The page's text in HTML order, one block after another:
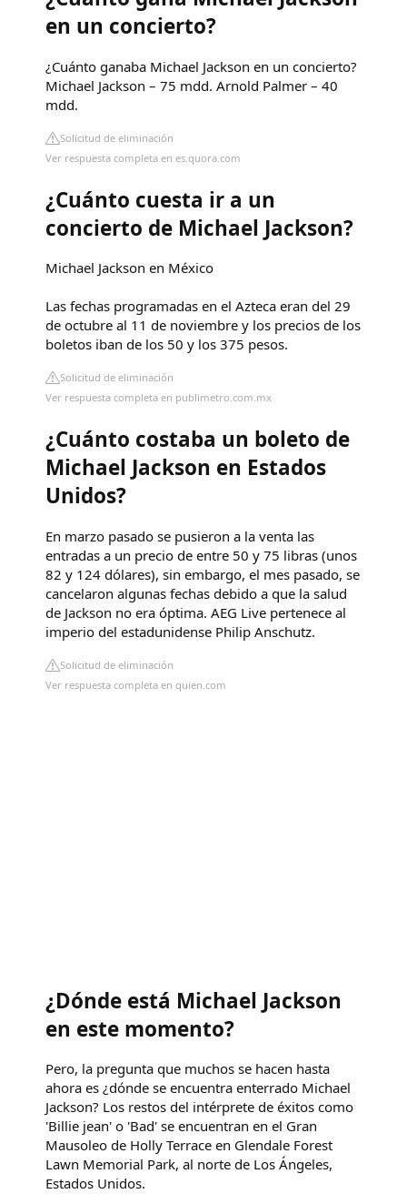
en un concierto?
¿Cuánto ganaba Michael Jackson en un concierto?
Michael Jackson – 75 mdd. Arnold Palmer – 40
mdd.
Solicitud de eliminación
Ver respuesta completa en es.quora.com
¿Cuánto cuesta ir a un
concierto de Michael Jackson?
Michael Jackson en México
Las fechas programadas en el Azteca eran del 29
de octubre al 11 de noviembre y los precios de los
boletos iban de los 50 y los 375 pesos.
Solicitud de eliminación
Ver respuesta completa en publimetro.com.mx
¿Cuánto costaba un boleto de
Michael Jackson en Estados
Unidos?
En marzo pasado se pusieron a la venta las
entradas a un precio de entre 50 y 75 libras (unos
82 y 124 dólares), sin embargo, el mes pasado, se
cancelaron algunas fechas debido a que la salud
de Jackson no era óptima. AEG Live pertenece al
imperio del estadunidense Philip Anschutz.
Solicitud de eliminación
Ver respuesta completa en quien.com
¿Dónde está Michael Jackson
en este momento?
Pero, la pregunta que muchos se hacen hasta
ahora es ¿dónde se encuentra enterrado Michael
Jackson? Los restos del intérprete de éxitos como
'Billie jean' o 'Bad' se encuentran en el Gran
Mausoleo de Holly Terrace en Glendale Forest
Lawn Memorial Park, al norte de Los Ángeles,
Estados Unidos.